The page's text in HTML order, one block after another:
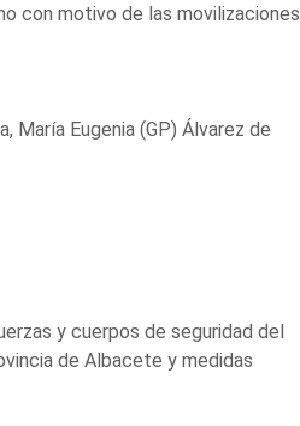
con motivo de las movilizaciones
María Eugenia (GP) Álvarez de
y cuerpos de seguridad del
de Albacete y medidas